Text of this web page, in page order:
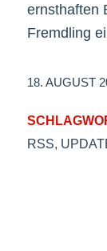
ernsthaften
Fremdling
18. AUGUST
RSS,